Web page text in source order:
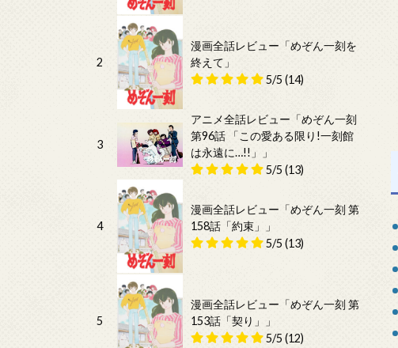
2
漫画全話レビュー「めぞん一刻を
終えて」
5/5 (14)
3
アニメ全話レビュー「めぞん一刻
第96話 「この愛ある限り!一刻館
は永遠に…!!」」
5/5 (13)
4
漫画全話レビュー「めぞん一刻 第
158話「約束」」
5/5 (13)
5
漫画全話レビュー「めぞん一刻 第
153話「契り」」
5/5 (12)